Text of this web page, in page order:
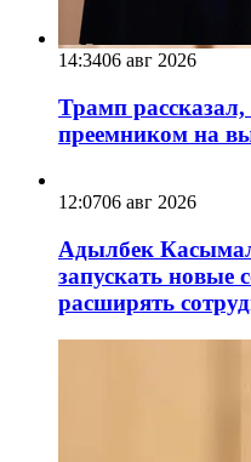
14:3406 авг 2026
Трамп рассказал,
преемником на
12:0706 авг 2026
Адылбек
запускать новые
расширять